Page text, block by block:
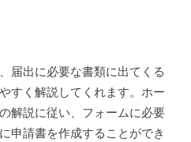
届出に必要な書類に出てくる
すく解説してくれます。ホー
解説に従い、フォームに必要
申請書を作成することができ